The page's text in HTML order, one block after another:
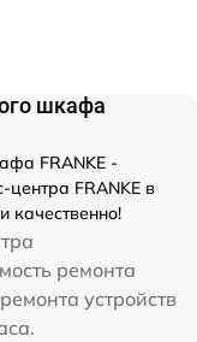
шкафа
FRANKE -
FRANKE в
качественно!
ремонта
устройств